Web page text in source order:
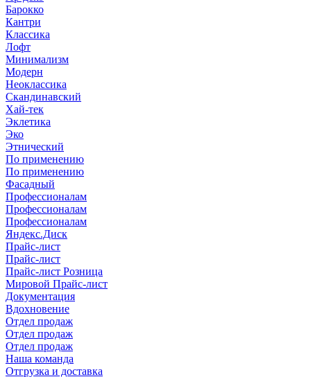
Барокко
Кантри
Классика
Лофт
Минимализм
Модерн
Неоклассика
Скандинавский
Хай-тек
Эклетика
Эко
Этнический
По применению
По применению
Фасадный
Профессионалам
Профессионалам
Профессионалам
Яндекс.Диск
Прайс-лист
Прайс-лист
Прайс-лист Розница
Мировой Прайс-лист
Документация
Вдохновение
Отдел продаж
Отдел продаж
Отдел продаж
Наша команда
Отгрузка и доставка